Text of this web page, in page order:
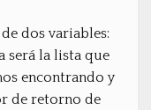
dos variables:
será la lista que
encontrando y
de retorno de